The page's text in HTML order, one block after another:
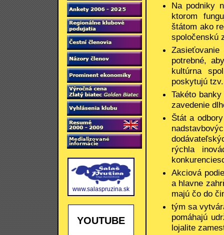
www.salaspruzina.sk
YOUTUBE
Na podniky
ktorom
štátom ako
spoločenskú
potrebné,
kultúrna
poskytujú
Takéto
zavedenie
Štát a
rýchla
Akciová
a hlavne
majú čo do
tým sa
pomáhajú
lojalite